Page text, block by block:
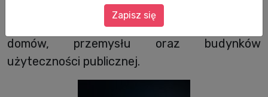
dla środowiska kotły na biomasę stają się
optymalnym rozwiązaniem grzewczym dla
domów, przemysłu oraz budynków
użyteczności publicznej.
Zapisz się